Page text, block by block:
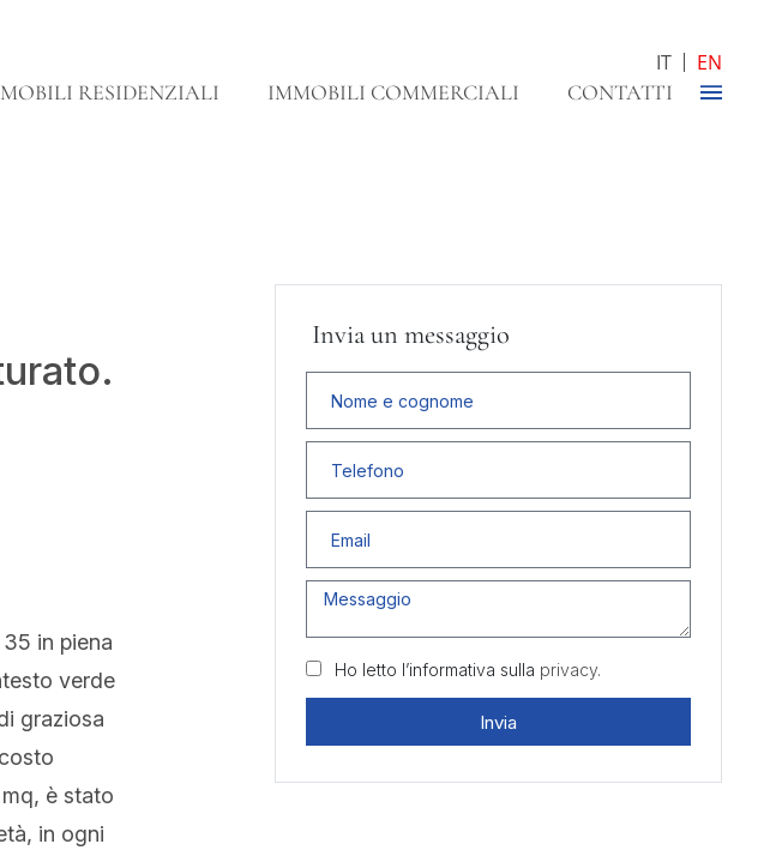
IT
EN
RESIDENZIALI
IMMOBILI COMMERCIALI CONTATTI
in piena
verde
graziosa
è stato
in ogni
Invia un messaggio
Ho letto l’informativa sulla privacy.
Invia